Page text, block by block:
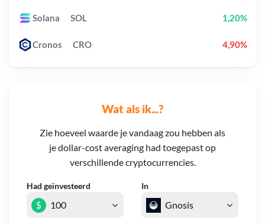
Wat als ik...?
Zie hoeveel waarde je vandaag zou hebben als
je dollar-cost averaging had toegepast op
verschillende cryptocurrencies.
Had geïnvesteerd In
$
Solana SOL 1,20%
Cronos CRO 4,90%